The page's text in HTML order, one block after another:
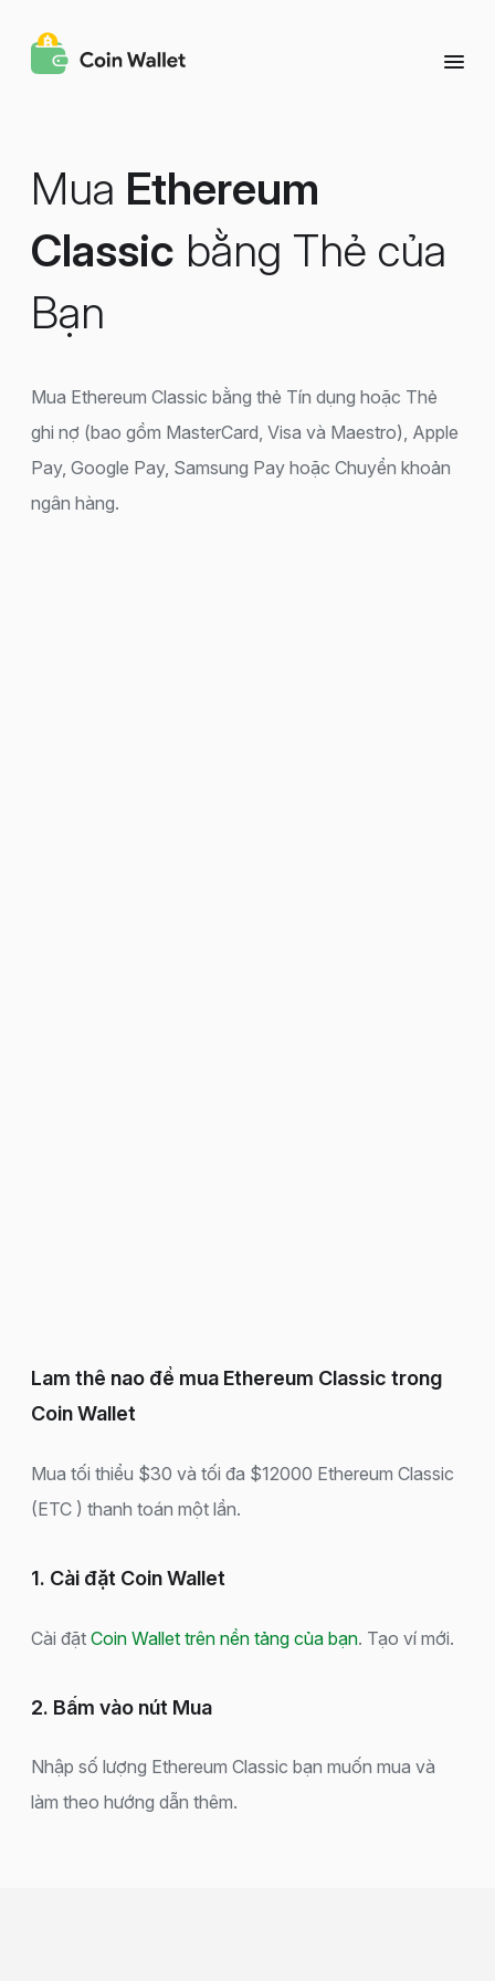
Mua Ethereum
Classic bằng Thẻ của
Bạn
Mua Ethereum Classic bằng thẻ Tín dụng hoặc Thẻ
ghi nợ (bao gồm MasterCard, Visa và Maestro), Apple
Pay, Google Pay, Samsung Pay hoặc Chuyển khoản
ngân hàng.
Lam thê nao để mua Ethereum Classic trong
Coin Wallet
Mua tối thiểu $30 và tối đa $12000 Ethereum Classic
(ETC ) thanh toán một lần.
1. Cài đặt Coin Wallet
Cài đặt Coin Wallet trên nền tảng của bạn. Tạo ví mới.
2. Bấm vào nút Mua
Nhập số lượng Ethereum Classic bạn muốn mua và
làm theo hướng dẫn thêm.